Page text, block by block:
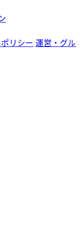
リシー 運営・グル